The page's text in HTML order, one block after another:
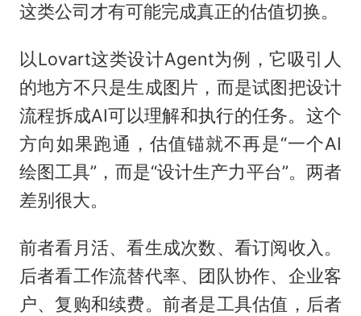
这类公司才有可能完成真正的估值切换。
以Lovart这类设计Agent为例，它吸引人
的地方不只是生成图片，而是试图把设计
流程拆成AI可以理解和执行的任务。这个
方向如果跑通，估值锚就不再是“一个AI
绘图工具”，而是“设计生产力平台”。两者
差别很大。
前者看月活、看生成次数、看订阅收入。
后者看工作流替代率、团队协作、企业客
户、复购和续费。前者是工具估值，后者